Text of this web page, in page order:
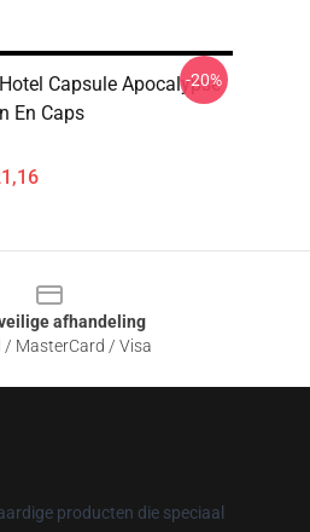
Capsule Apocalypse
En Caps
-20%
afhandeling
/ MasterCard / Visa
producten die speciaal